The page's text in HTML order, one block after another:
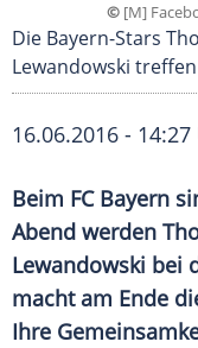
© [M]
Die Bayern-Stars
Lewandowski
16.06.2016 -
Beim FC Bayern
Abend werden
Lewandowski bei
macht am Ende
Ihre